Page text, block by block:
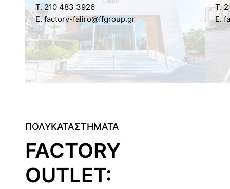
ΠΟΛΥΚΑΤΑΣΤΗΜΑΤΑ
FACTORY
OUTLET:
Τ. 210 483 3926
E. factory-faliro@ffgroup.gr
Τ.
E.